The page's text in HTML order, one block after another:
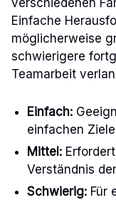
Einfache
möglicherweise
schwierigere
Teamarbeit
Einfach:
einfachen
Mittel:
Verständnis
Schwierig: Für